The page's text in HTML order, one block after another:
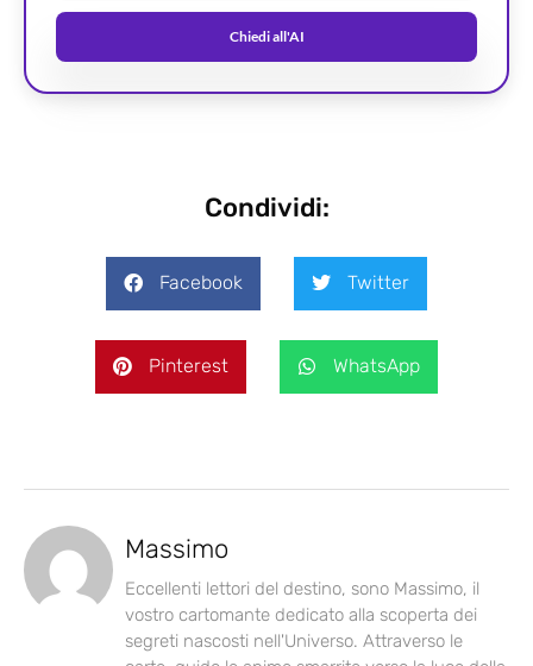
Chiedi all'AI
Condividi:
Facebook Twitter
Pinterest WhatsApp
Massimo
Eccellenti lettori del destino, sono Massimo, il
vostro cartomante dedicato alla scoperta dei
segreti nascosti nell'Universo. Attraverso le